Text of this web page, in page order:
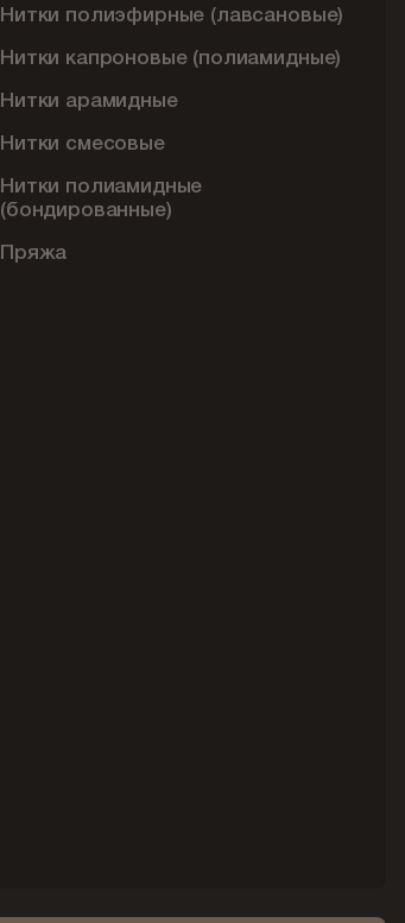
Нитки полиэфирные (лавсановые)
Нитки капроновые (полиамидные)
Нитки арамидные
Нитки смесовые
Нитки полиамидные
(бондированные)
Пряжа